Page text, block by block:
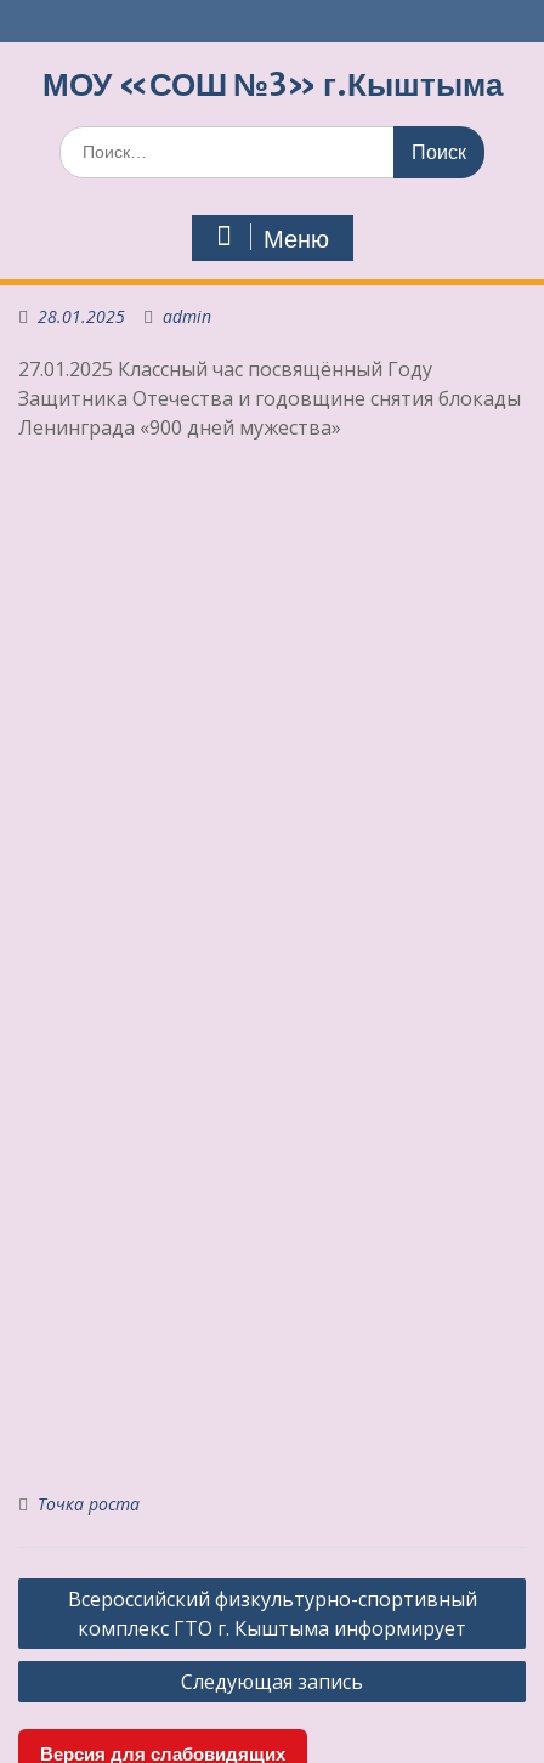
к
МОУ «СОШ №3» г.Кыштыма
Поиск
по:
Меню
28.01.2025 admin
27.01.2025 Классный час посвящённый Году
Защитника Отечества и годовщине снятия блокады
Ленинграда «900 дней мужества»
Точка роста
Навигация
записям
Всероссийский физкультурно-спортивный
комплекс ГТО г. Кыштыма информирует
Следующая запись
Версия для слабовидящих